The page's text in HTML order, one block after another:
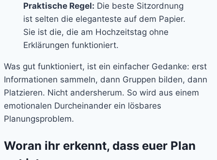
Praktische Regel: Die beste Sitzordnung
ist selten die eleganteste auf dem Papier.
Sie ist die, die am Hochzeitstag ohne
Erklärungen funktioniert.
Was gut funktioniert, ist ein einfacher Gedanke: erst
Informationen sammeln, dann Gruppen bilden, dann
Platzieren. Nicht andersherum. So wird aus einem
emotionalen Durcheinander ein lösbares
Planungsproblem.
Woran ihr erkennt, dass euer Plan